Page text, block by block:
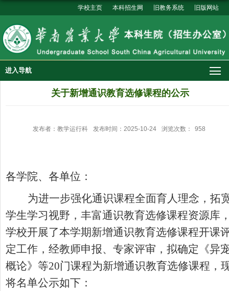
旧版网站
旧教务系统
本科招生网
学校主页
进入导航
关于新增通识教育选修课程的公示
发布者：教学运行科 发布时间：2025-10-24 浏览次数： 958
各学院、各单位：
为进一步强化通识课程全面育人理念，拓
学生学习视野，丰富通识教育选修课程资源库
学校开展了本学期新增通识教育选修课程开课
定工作，经教师申报、专家评审，拟确定《异
概论》等20门课程为新增通识教育选修课程，
将名单公示如下：